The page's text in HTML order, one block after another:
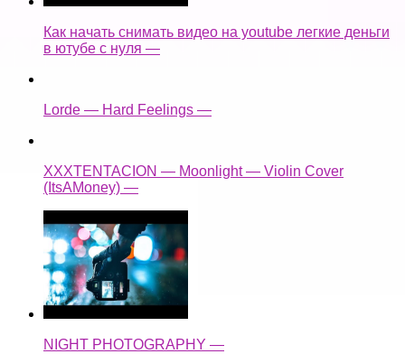
Как начать снимать видео на youtube легкие деньги
в ютубе с нуля —
Lorde — Hard Feelings —
XXXTENTACION — Moonlight — Violin Cover
(ItsAMoney) —
NIGHT PHOTOGRAPHY —